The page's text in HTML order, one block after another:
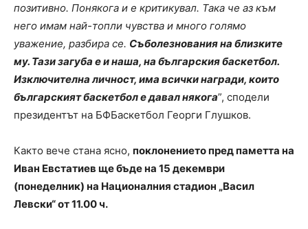
позитивно. Понякога и е критикувал. Така че аз към
него имам най-топли чувства и много голямо
уважение, разбира се. Съболезнования на близките
му. Тази загуба е и наша, на българския баскетбол.
Изключителна личност, има всички награди, които
българският баскетбол е давал някога”, сподели
президентът на БФБаскетбол Георги Глушков.
Както вече стана ясно, поклонението пред паметта на
Иван Евстатиев ще бъде на 15 декември
(понеделник) на Националния стадион „Васил
Левски“ от 11.00 ч.